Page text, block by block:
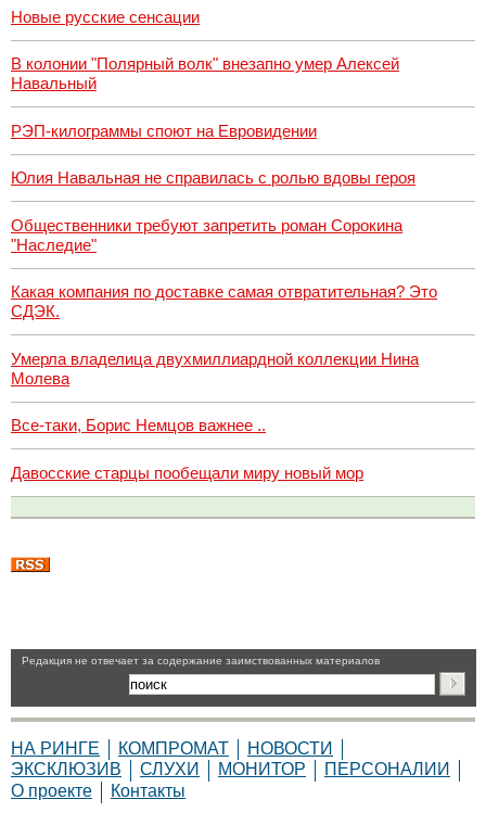
Новые русские сенсации
В колонии "Полярный волк" внезапно умер Алексей
Навальный
РЭП-килограммы споют на Евровидении
Юлия Навальная не справилась с ролью вдовы героя
Общественники требуют запретить роман Сорокина
"Наследие"
Какая компания по доставке самая отвратительная? Это
СДЭК.
Умерла владелица двухмиллиардной коллекции Нина
Молева
Все-таки, Борис Немцов важнее ..
Давосские старцы пообещали миру новый мор
Pедакция не отвечает за содержание заимствованных материалов
НА РИНГЕ КОМПРОМАТ
НОВОСТИ
ЭКСКЛЮЗИВ
СЛУХИ МОНИТОР
ПЕРСОНАЛИИ
О проекте
Контакты